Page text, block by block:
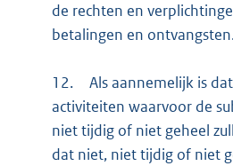
de rechten en
betalingen en
12.
Als aannemelijk is
activiteiten waarvoor de
niet tijdig of niet geheel
dat niet, niet tijdig of niet